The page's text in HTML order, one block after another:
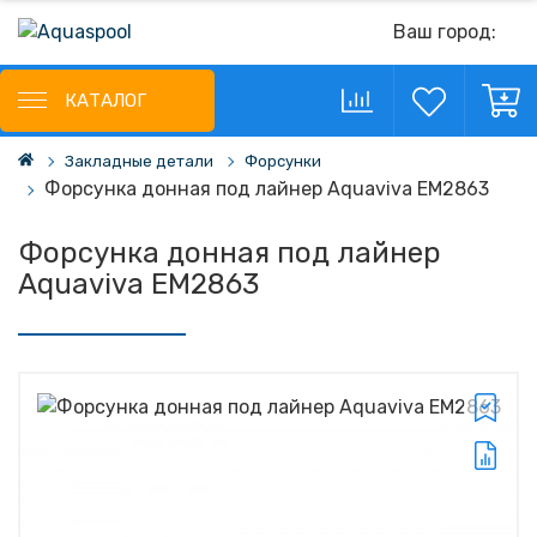
Ваш город:
КАТАЛОГ
Закладные детали Форсунки
Форсунка донная под лайнер Aquaviva EM2863
Форсунка донная под лайнер
Aquaviva EM2863